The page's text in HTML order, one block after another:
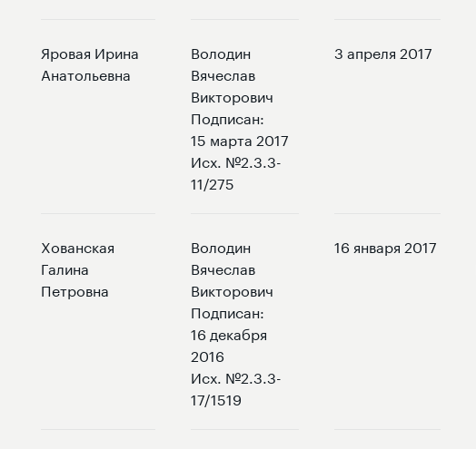
Яровая Ирина
Анатольевна
Володин
Вячеслав
Викторович
Подписан:
15 марта 2017
Исх. №2.3.3-
11/275
3 апреля 2017
Хованская
Галина
Петровна
Володин
Вячеслав
Викторович
Подписан:
16 декабря
2016
Исх. №2.3.3-
17/1519
16 января 2017